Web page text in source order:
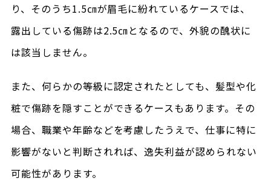
り、そのうち1.5㎝が眉毛に紛れているケースでは、
露出している傷跡は2.5㎝となるので、外貌の醜状に
は該当しません。
また、何らかの等級に認定されたとしても、髪型や化
粧で傷跡を隠すことができるケースもあります。その
場合、職業や年齢などを考慮したうえで、仕事に特に
影響がないと判断されれば、逸失利益が認められない
可能性があります。